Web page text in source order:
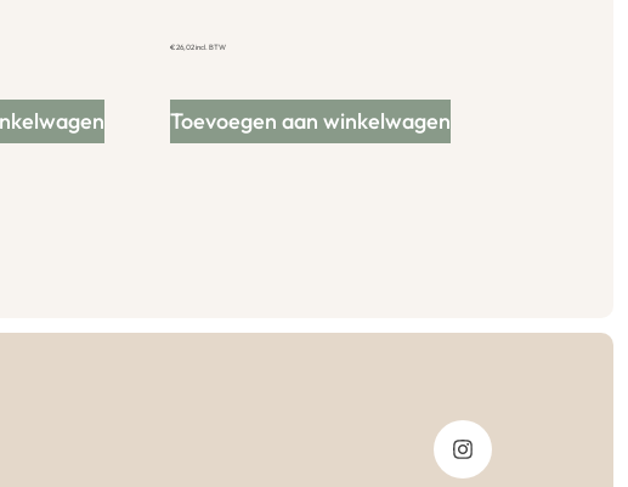
€26,02incl. BTW
Toevoegen aan winkelwagen